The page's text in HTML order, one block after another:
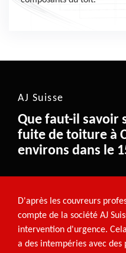
AJ Suisse
Que faut-il savoir
fuite de toiture à
environs dans le
D'après les couvreurs
compte de la société AJ
intervention d'urgence.
a des intempéries avec des